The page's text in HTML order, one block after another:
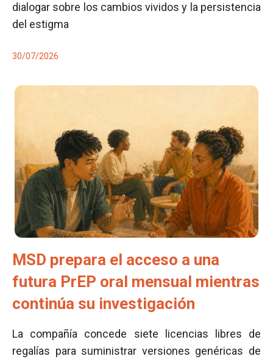
dialogar sobre los cambios vividos y la persistencia
del estigma
30/07/2026
MSD prepara el acceso a una
futura PrEP oral mensual mientras
continúa su investigación
La compañía concede siete licencias libres de
regalías para suministrar versiones genéricas de